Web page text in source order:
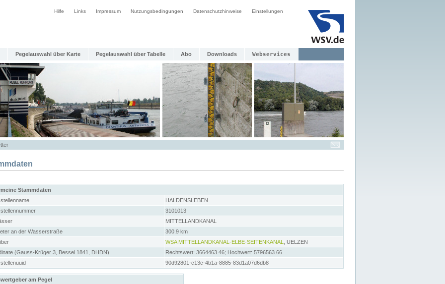
Hilfe Links Impressum Nutzungsbedingungen Datenschutzhinweise Einstellungen
Pegelauswahl über Karte Pegelauswahl über Tabelle Abo Downloads Webservices
Stammdaten
HALDENSLEBEN
3101013
MITTELLANDKANAL
an der Wasserstraße
300.9 km
WSA MITTELLANDKANAL-ELBE-SEITENKANAL
, UELZEN
(Gauss-Krüger 3, Bessel 1841, DHDN)
Rechtswert: 3664463.46; Hochwert: 5796563.66
90d92801-c13c-4b1a-8885-83d1a07d6db8
am Pegel